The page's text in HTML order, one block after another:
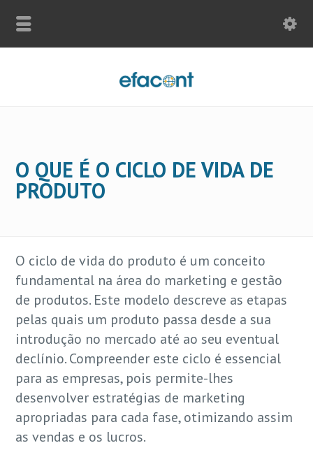
O QUE É O CICLO DE VIDA DE
PRODUTO
O ciclo de vida do produto é um conceito
fundamental na área do marketing e gestão
de produtos. Este modelo descreve as etapas
pelas quais um produto passa desde a sua
introdução no mercado até ao seu eventual
declínio. Compreender este ciclo é essencial
para as empresas, pois permite-lhes
desenvolver estratégias de marketing
apropriadas para cada fase, otimizando assim
as vendas e os lucros.